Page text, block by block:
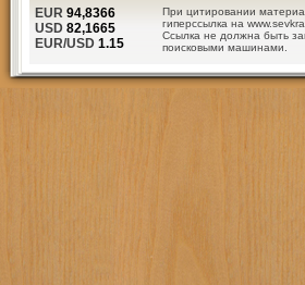
При цитировании
гиперссылка на
Ссылка не должна быть
поисковыми машинами.
EUR 94,8366
USD 82,1665
EUR/USD 1.15